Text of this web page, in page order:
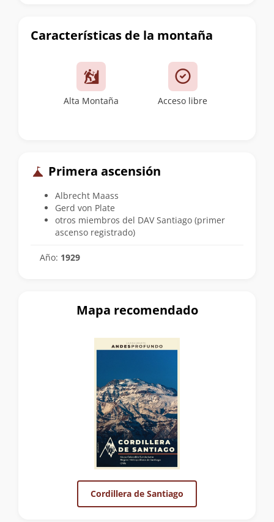
Características de la montaña
Alta Montaña Acceso libre
Primera ascensión
Albrecht Maass
Gerd von Plate
otros miembros del DAV Santiago (primer
ascenso registrado)
Año: 1929
Mapa recomendado
Cordillera de Santiago